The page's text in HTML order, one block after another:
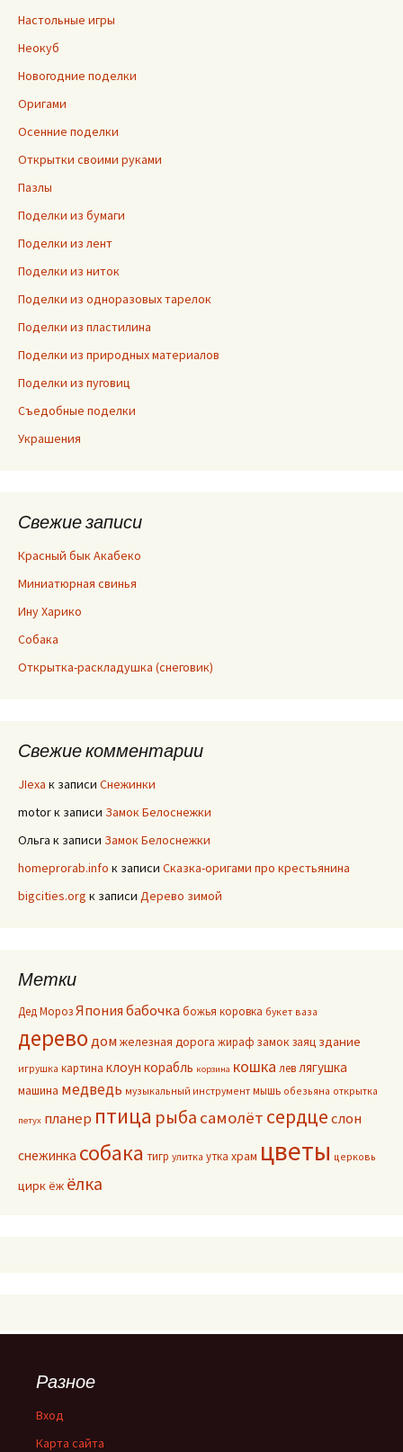
Настольные игры
Неокуб
Новогодние поделки
Оригами
Осенние поделки
Открытки своими руками
Пазлы
Поделки из бумаги
Поделки из лент
Поделки из ниток
Поделки из одноразовых тарелок
Поделки из пластилина
Поделки из природных материалов
Поделки из пуговиц
Съедобные поделки
Украшения
Свежие записи
Красный бык Акабеко
Миниатюрная свинья
Ину Харико
Собака
Открытка-раскладушка (снеговик)
Свежие комментарии
JIexa к записи Снежинки
motorк записи Замок Белоснежки
Ольга к записи Замок Белоснежки
homeprorab.info к записи Сказка-оригами про крестьянина
bigcities.org к записи Дерево зимой
Метки
Дед МорозЯпония бабочкабожья коровка букет ваза
дереводомжелезная дорога жираф замокзаяц здание
игрушка картина клоун корабль корзина кошка левлягушка
машина медведь музыкальный инструмент мышь обезьяна открытка
петух планер птица рыба самолёт сердцеслон
снежинка собака тигр улитка утка храм цветы церковь
циркёж ёлка
Разное
Вход
Карта сайта